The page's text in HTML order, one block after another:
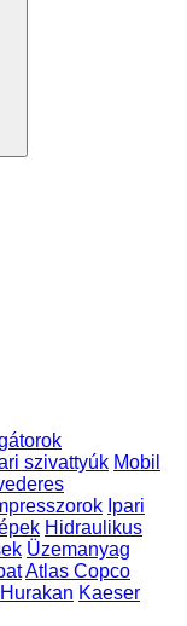
szivattyúk Mobil
Ipari
Hidraulikus
Üzemanyag
Atlas Copco
Hurakan Kaeser